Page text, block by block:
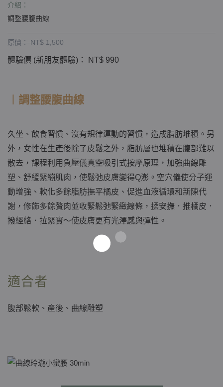
介紹：
調整腰腹曲線
原價： NT$ 1,500
體驗價 (新朋友體驗)： NT$ 990
︱調整腰腹曲線
久坐、飲食習慣、沒有規律運動的習慣，造成脂肪堆積。另
外，女性在生產後除了皮鬆之外，脂肪層也堆積在腹部難以
散去，課程利用負壓儀真空吸引式按摩原理，加強曲線雕
塑、舒緩緊繃肌肉，使鬆弛皮膚變得Q澎。 空穴儀使分子運
動增強、 軟化多餘脂肪撫平橘皮、促進血液循環和新陳代
謝，修飾多餘贅肉並收緊鬆弛緊緻線條， 揉安撫．推橘皮．
撥經絡．拉緊實～使皮膚更有光澤感與彈性。
適合者
腹部鬆軟、產後、曲線雕塑